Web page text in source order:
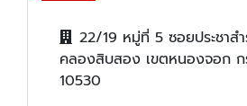
22/19 หมู่ที่ 5 ซอยประชาส
คลองสิบสอง เขตหนองจอก ก
10530